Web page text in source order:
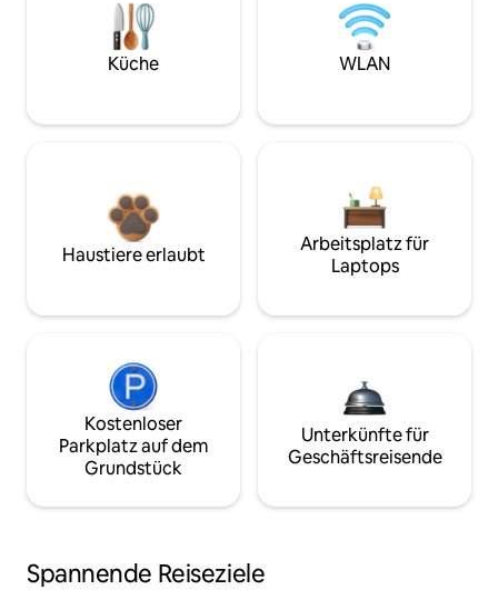
Küche WLAN
Haustiere erlaubt
Arbeitsplatz für
Laptops
Kostenloser
Parkplatz auf dem
Grundstück
Unterkünfte für
Geschäftsreisende
Spannende Reiseziele